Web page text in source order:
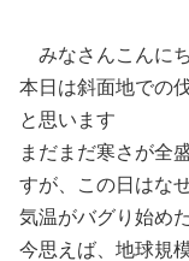
みなさんこんに
本日は斜面地での
と思います
まだまだ寒さが全
すが、この日はな
気温がバグり始め
今思えば、地球規